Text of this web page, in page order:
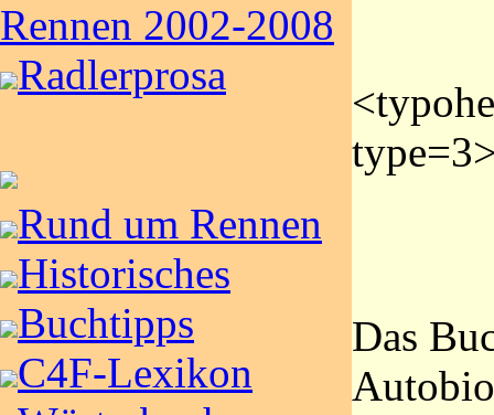
Rennen 2002-2008
Radlerprosa
Rund um Rennen
Historisches
Buchtipps
C4F-Lexikon
Das